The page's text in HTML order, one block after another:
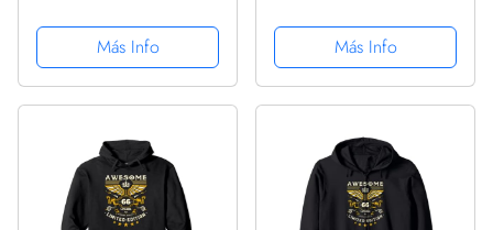
Sudadera con Capucha
Más Info
cumpleaños 66
Sudadera con Capucha
Más Info